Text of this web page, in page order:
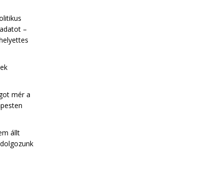
–
mér a
állt